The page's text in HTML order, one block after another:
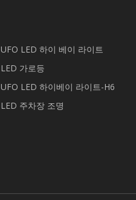
UFO LED 하이 베이 라이트
LED 가로등
UFO LED 하이베이 라이트-H6
LED 주차장 조명